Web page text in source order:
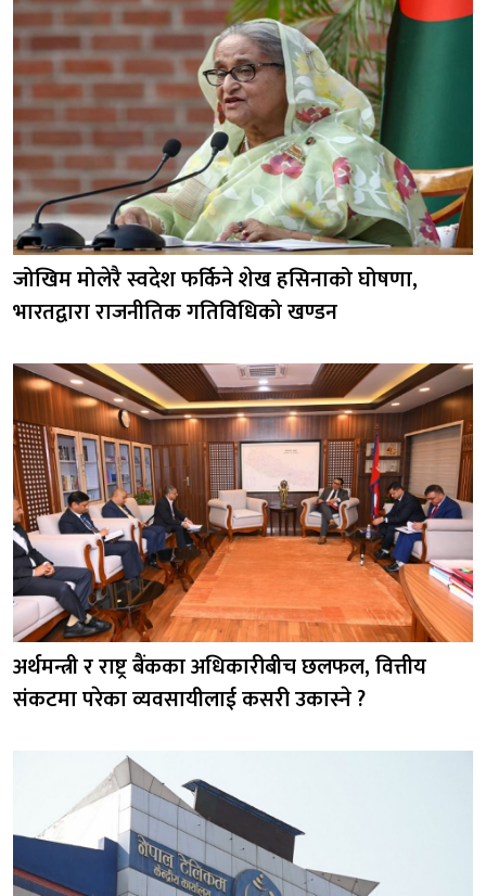
जोखिम मोलेरै स्वदेश फर्किने शेख हसिनाको घोषणा,
भारतद्वारा राजनीतिक गतिविधिको खण्डन
अर्थमन्त्री र राष्ट्र बैंकका अधिकारीबीच छलफल, वित्तीय
संकटमा परेका व्यवसायीलाई कसरी उकास्ने ?